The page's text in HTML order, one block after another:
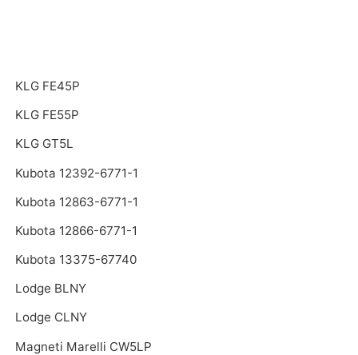
KLG FE45P
KLG FE55P
KLG GT5L
Kubota 12392-6771-1
Kubota 12863-6771-1
Kubota 12866-6771-1
Kubota 13375-67740
Lodge BLNY
Lodge CLNY
Magneti Marelli CW5LP